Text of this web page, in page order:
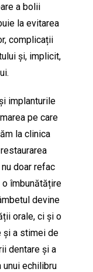
a bolii
la evitarea
complicații
și, implicit,
implanturile
pe care
la clinica
doar refac
îmbunătățire
devine
orale, ci și o
și a stimei de
dentare și a
echilibru